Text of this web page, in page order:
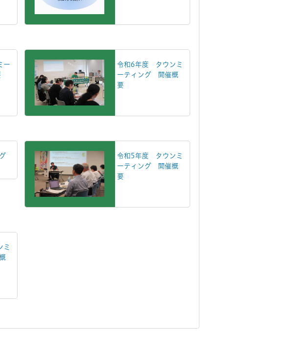
ー
令和6年度 タウンミ
ーティング 開催概
要
令和5年度 タウンミ
ーティング 開催概
要
ミ